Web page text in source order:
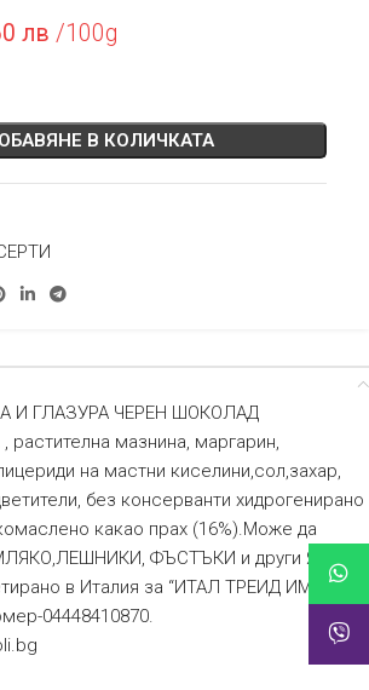
лв /100g
В КОЛИЧКАТА
И ГЛАЗУРА ЧЕРЕН ШОКОЛАД
мазнина, маргарин,
на мастни киселини,сол,захар,
без консерванти хидрогенирано
какао прах (16%).Може да
ФЪСТЪКИ и други ЯДКИ.
в Италия за “ИТАЛ ТРЕИД ИМП-
04448410870.